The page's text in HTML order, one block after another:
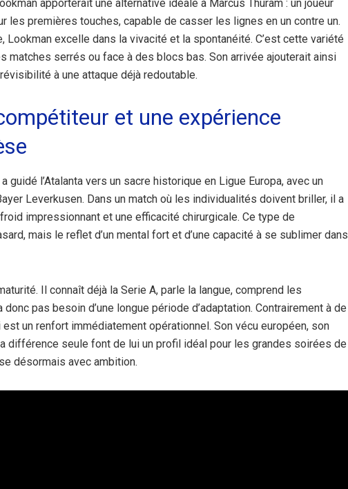
apporterait une alternative idéale à Marcus Thuram : un joueur
les premières touches, capable de casser les lignes en un contre un.
Lookman excelle dans la vivacité et la spontanéité. C’est cette variété
matches serrés ou face à des blocs bas. Son arrivée ajouterait ainsi
à une attaque déjà redoutable.
et une expérience
guidé l’Atalanta vers un sacre historique en Ligue Europa, avec un
Leverkusen. Dans un match où les individualités doivent briller, il a
impressionnant et une efficacité chirurgicale. Ce type de
mais le reflet d’un mental fort et d’une capacité à se sublimer dans
Il connaît déjà la Serie A, parle la langue, comprend les
donc pas besoin d’une longue période d’adaptation. Contrairement à de
est un renfort immédiatement opérationnel. Son vécu européen, son
différence seule font de lui un profil idéal pour les grandes soirées de
désormais avec ambition.